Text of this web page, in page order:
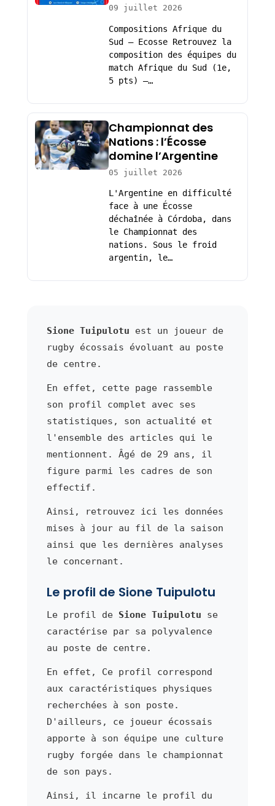
09 juillet 2026
Compositions Afrique du
Sud – Ecosse Retrouvez la
composition des équipes du
match Afrique du Sud (1e,
5 pts) –…
Championnat des
Nations : l’Écosse
domine l’Argentine
05 juillet 2026
L'Argentine en difficulté
face à une Écosse
déchaînée à Córdoba, dans
le Championnat des
nations. Sous le froid
argentin, le…
Sione Tuipulotu est un joueur de
rugby écossais évoluant au poste
de centre.
En effet, cette page rassemble
son profil complet avec ses
statistiques, son actualité et
l'ensemble des articles qui le
mentionnent. Âgé de 29 ans, il
figure parmi les cadres de son
effectif.
Ainsi, retrouvez ici les données
mises à jour au fil de la saison
ainsi que les dernières analyses
le concernant.
Le profil de Sione Tuipulotu
Le profil de Sione Tuipulotu se
caractérise par sa polyvalence
au poste de centre.
En effet, Ce profil correspond
aux caractéristiques physiques
recherchées à son poste.
D'ailleurs, ce joueur écossais
apporte à son équipe une culture
rugby forgée dans le championnat
de son pays.
Ainsi, il incarne le profil du